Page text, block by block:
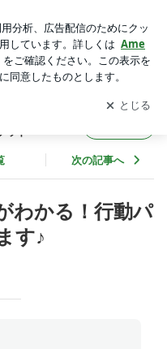
れる♪ 4500人が変わった
新通知
を受け取りまし
開く
ッド
次の記事へ
わかる！行動パ
す♪